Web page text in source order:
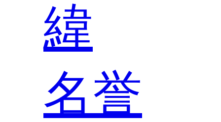
緯
名誉